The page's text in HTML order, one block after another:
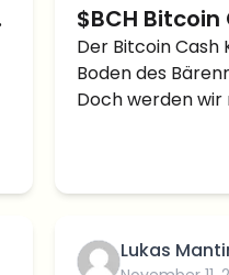
$BCH
Weiterer
Der Bitcoin
Boden des
Doch werden
Lukas